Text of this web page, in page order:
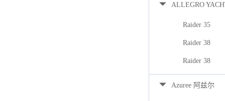
ALLEGRO
Raider 35
Raider 38
Raider 38
Azuree 阿兹尔